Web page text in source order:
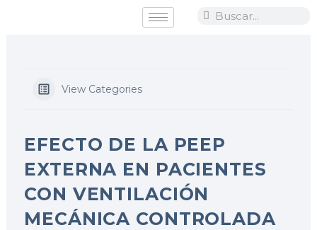
Search
Search
View Categories
EFECTO DE LA PEEP
EXTERNA EN PACIENTES
CON VENTILACIÓN
MECÁNICA CONTROLADA